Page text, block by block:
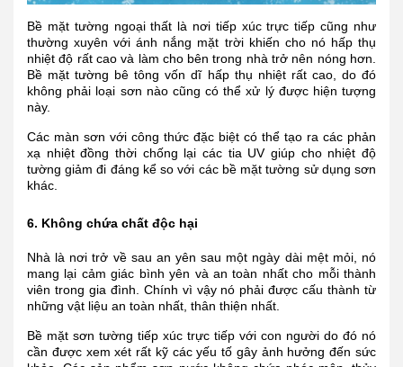
Bề mặt tường ngoại thất là nơi tiếp xúc trực tiếp cũng như
thường xuyên với ánh nắng mặt trời khiến cho nó hấp thụ
nhiệt độ rất cao và làm cho bên trong nhà trở nên nóng hơn.
Bề mặt tường bê tông vốn dĩ hấp thụ nhiệt rất cao, do đó
không phải loại sơn nào cũng có thể xử lý được hiện tượng
này.
Các màn sơn với công thức đặc biệt có thể tạo ra các phản
xạ nhiệt đồng thời chống lại các tia UV giúp cho nhiệt độ
tường giảm đi đáng kể so với các bề mặt tường sử dụng sơn
khác.
6. Không chứa chất độc hại
Nhà là nơi trở về sau an yên sau một ngày dài mệt mỏi, nó
mang lại cảm giác bình yên và an toàn nhất cho mỗi thành
viên trong gia đình. Chính vì vậy nó phải được cấu thành từ
những vật liệu an toàn nhất, thân thiện nhất.
Bề mặt sơn tường tiếp xúc trực tiếp với con người do đó nó
cần được xem xét rất kỹ các yếu tố gây ảnh hưởng đến sức